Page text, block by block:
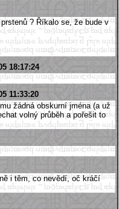
? Říkalo se, že bude v
18:17:24
11:33:20
žádná obskurní jména (a už
volný průběh a pořešit to
i těm, co nevědí, oč kráčí